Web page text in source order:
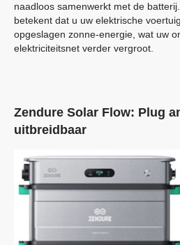
naadloos samenwerkt met de
betekent dat u uw elektrische
opgeslagen zonne-energie, wat uw
elektriciteitsnet verder vergroot.
Zendure Solar Flow: Plug
uitbreidbaar